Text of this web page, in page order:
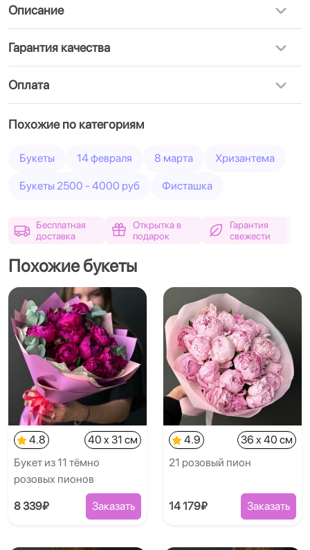
Описание
Гарантия качества
Оплата
Похожие по категориям
Букеты 14 февраля 8 марта Хризантема
Букеты 2500 - 4000 руб Фисташка
Бесплатная
доставка
Открытка в
подарок
Гарантия
свежести
Похожие букеты
4.8
40 x 31 см
Букет из 11 тёмно
розовых пионов
8 339₽ Заказать
4.9
36 x 40 см
21 розовый пион
14 179₽ Заказать